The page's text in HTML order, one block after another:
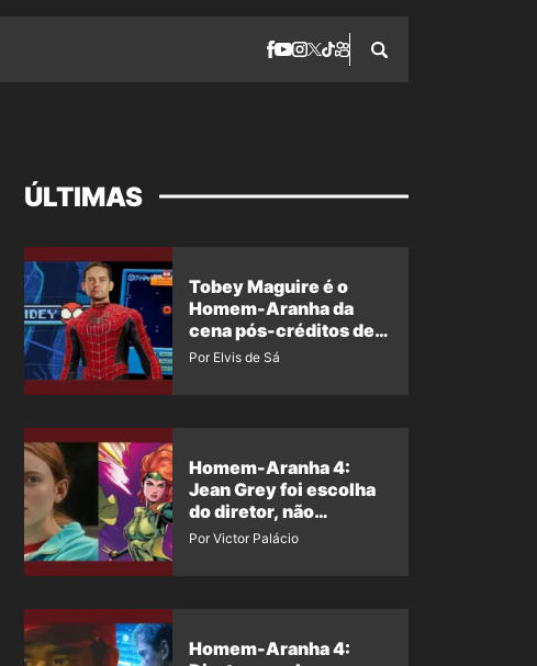
ÚLTIMAS
Tobey Maguire é o
Homem-Aranha da
cena pós-créditos de
Um Novo Dia?
Por Elvis de Sá
Homem-Aranha 4:
Jean Grey foi escolha
do diretor, não
imposição da Marvel
Por Victor Palácio
Homem-Aranha 4: